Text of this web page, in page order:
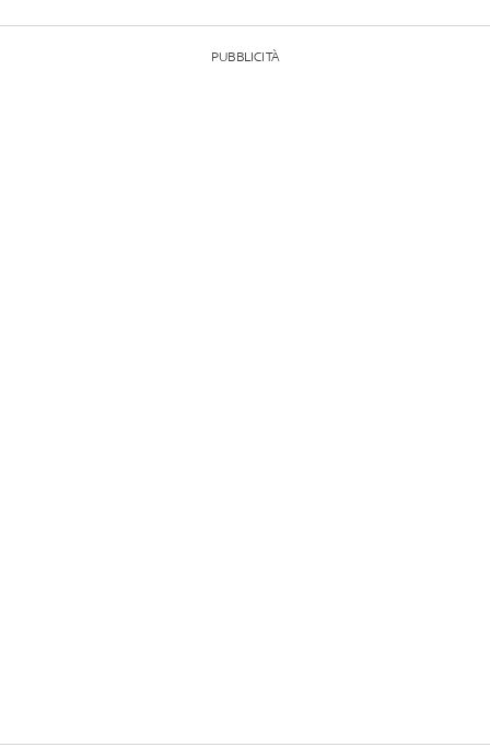
PUBBLICITÀ